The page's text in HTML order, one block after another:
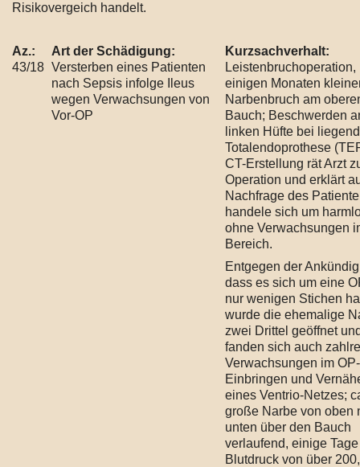
Risikovergeich handelt.
Az.: Art der Schädigung:
Kurzsachverhalt:
43/18 Versterben eines Patienten
nach Sepsis infolge Ileus
wegen Verwachsungen von
Vor-OP
Leistenbruchoperation,
einigen Monaten
Narbenbruch am
Bauch; Beschwerden
linken Hüfte bei
Totalendoprothese
CT-Erstellung rät Arzt
Operation und erklärt
Nachfrage des
handele sich um
ohne Verwachsungen
Bereich.
Entgegen der
dass es sich um eine
nur wenigen Stichen
wurde die ehemalige
zwei Drittel geöffnet
fanden sich auch
Verwachsungen im
Einbringen und
eines Ventrio-Netzes;
große Narbe von oben
unten über den Bauch
verlaufend, einige
Blutdruck von über